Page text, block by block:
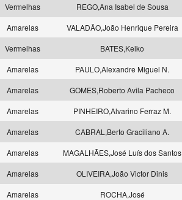
Vermelhas REGO,Ana Isabel de Sousa
Amarelas VALADÃO,João Henrique Pereira
Vermelhas BATES,Keiko
Amarelas PAULO,Alexandre Miguel N.
Amarelas GOMES,Roberto Avila Pacheco
Amarelas PINHEIRO,Alvarino Ferraz M.
Amarelas CABRAL,Berto Graciliano A.
Amarelas MAGALHÃES,José Luís dos Santos
Amarelas OLIVEIRA,João Victor Dinis
Amarelas ROCHA,José